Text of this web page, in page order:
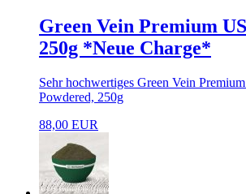
Green Vein Premium
250g *Neue Charge*
Sehr hochwertiges Green Vein
Powdered, 250g
88,00 EUR